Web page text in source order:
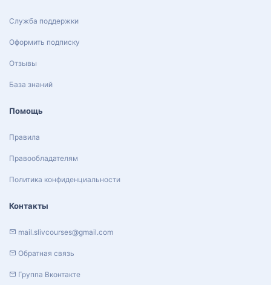
Служба поддержки
Оформить подписку
Отзывы
База знаний
Помощь
Правила
Правообладателям
Политика конфиденциальности
Контакты
mail.slivcourses@gmail.com
Обратная связь
Группа Вконтакте